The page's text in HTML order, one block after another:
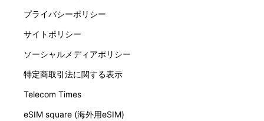
プライバシーポリシー
サイトポリシー
ソーシャルメディアポリシー
特定商取引法に関する表示
Telecom Times
eSIM square (海外用eSIM)